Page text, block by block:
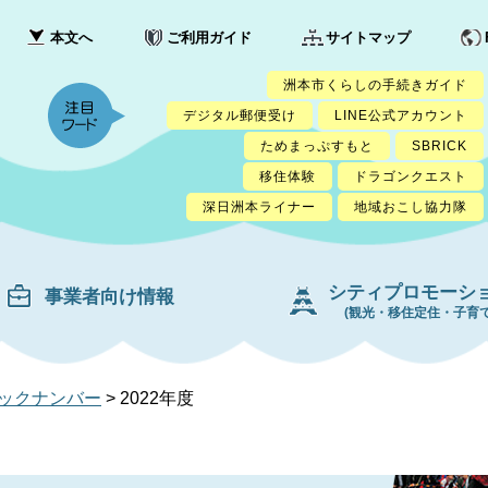
本文へ ご利用ガイド サイトマップ
洲本市くらしの手続きガイド
デジタル郵便受け
LINE公式アカウント
ためまっぷすもと
SBRICK
移住体験
ドラゴンクエスト
深日洲本ライナー
地域おこし協力隊
事業者向け情報 シティプロモーシ
(観光・移住定住・子育
クナンバー > 2022年度